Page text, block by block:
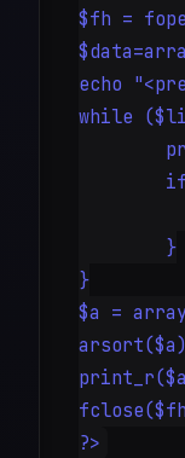
$fh =
echo
while
}
$a =
?>